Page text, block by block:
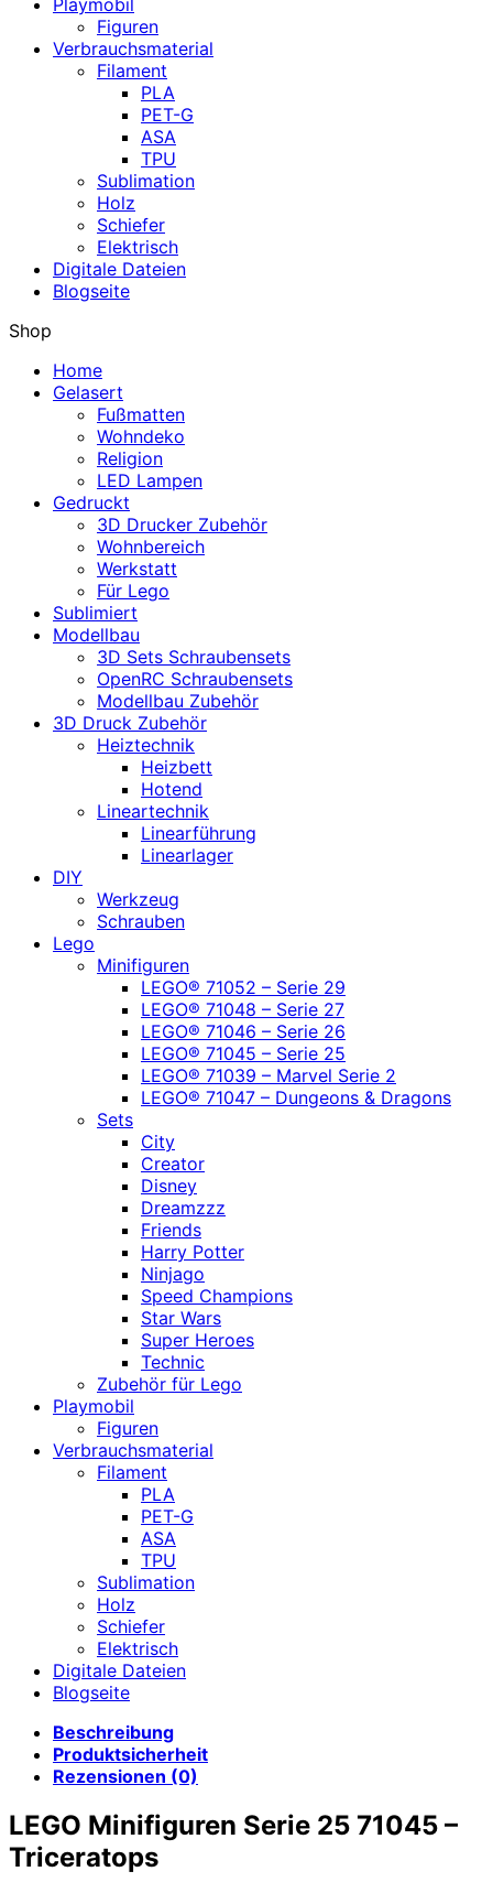
Figuren
Verbrauchsmaterial
Filament
PLA
PET-G
ASA
TPU
Sublimation
Holz
Schiefer
Elektrisch
Digitale Dateien
Blogseite
Shop
Home
Gelasert
Fußmatten
Wohndeko
Religion
LED Lampen
Gedruckt
3D Drucker Zubehör
Wohnbereich
Werkstatt
Für Lego
Sublimiert
Modellbau
3D Sets Schraubensets
OpenRC Schraubensets
Modellbau Zubehör
3D Druck Zubehör
Heiztechnik
Heizbett
Hotend
Lineartechnik
Linearführung
Linearlager
DIY
Werkzeug
Schrauben
Lego
Minifiguren
LEGO® 71052 – Serie 29
LEGO® 71048 – Serie 27
LEGO® 71046 – Serie 26
LEGO® 71045 – Serie 25
LEGO® 71039 – Marvel Serie 2
LEGO® 71047 – Dungeons & Dragons
Sets
City
Creator
Disney
Dreamzzz
Friends
Harry Potter
Ninjago
Speed Champions
Star Wars
Super Heroes
Technic
Zubehör für Lego
Playmobil
Figuren
Verbrauchsmaterial
Filament
PLA
PET-G
ASA
TPU
Sublimation
Holz
Schiefer
Elektrisch
Digitale Dateien
Blogseite
Beschreibung
Produktsicherheit
Rezensionen (0)
LEGO Minifiguren Serie 25 71045 –
Triceratops